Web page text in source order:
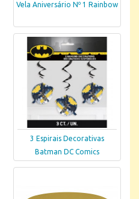
Vela Aniversário Nº 1 Rainbow
3 Espirais Decorativas
Batman DC Comics